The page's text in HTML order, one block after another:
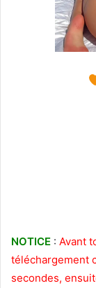
NOTICE : Avant
téléchargement
secondes,